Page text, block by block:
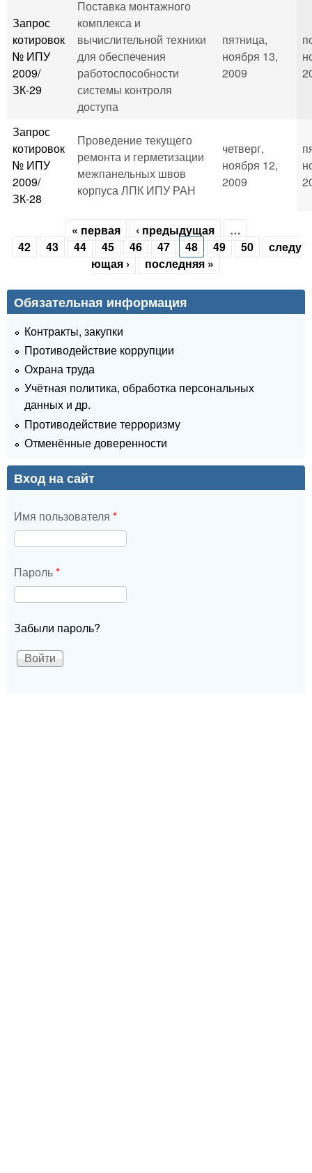
Запрос
котировок
№ ИПУ
2009/
ЗК-29
Поставка монтажного
комплекса и
вычислительной техники
для обеспечения
работоспособности
системы контроля
доступа
пятница,
ноября 13,
2009
Запрос
котировок
№ ИПУ
2009/
ЗК-28
Проведение текущего
ремонта и герметизации
межпанельных швов
корпуса ЛПК ИПУ РАН
четверг,
ноября 12,
2009
Страницы
« первая ‹ предыдущая
…
42
43 44 45 46 47 48 49 50
следу
ющая ›
последняя »
Обязательная информация
Контракты, закупки
Противодействие коррупции
Охрана труда
Учётная политика, обработка персональных
данных и др.
Противодействие терроризму
Отменённые доверенности
Вход на сайт
Имя пользователя *
Пароль*
Забыли пароль?